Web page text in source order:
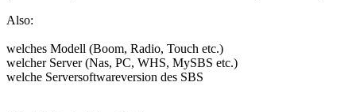
Also:
welches Modell (Boom, Radio, Touch etc.)
welcher Server (Nas, PC, WHS, MySBS etc.)
welche Serversoftwareversion des SBS